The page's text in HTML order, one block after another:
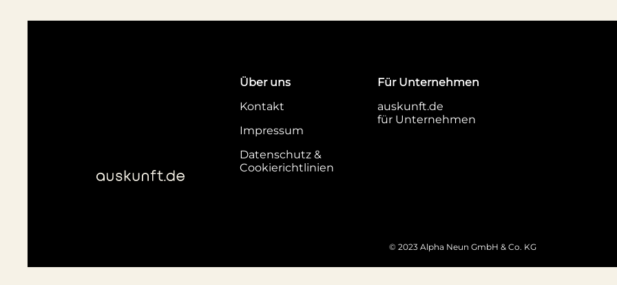
Über uns
Kontakt
Impressum
Datenschutz &
Cookierichtlinien
Für Unternehmen
auskunft.de
für Unternehmen
© 2023 Alpha Neun GmbH & Co. KG